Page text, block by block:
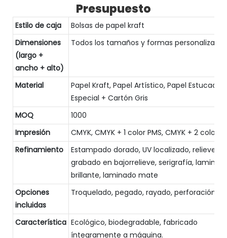
Presupuesto
Estilo de caja
Bolsas de papel kraft
Dimensiones
(largo +
ancho + alto)
Todos los tamaños y formas personalizados
Material
Papel Kraft, Papel Artístico, Papel Estucado,
Especial + Cartón Gris
MOQ
1000
Impresión
CMYK, CMYK + 1 color PMS, CMYK + 2 colores
Refinamiento
Estampado dorado, UV localizado, relieve,
grabado en bajorrelieve, serigrafía,
brillante, laminado mate
Opciones
incluidas
Troquelado, pegado, rayado, perforación
Característica Ecológico, biodegradable, fabricado
íntegramente a máquina.